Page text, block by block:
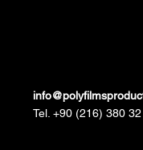
Tel. +90 (216) 380